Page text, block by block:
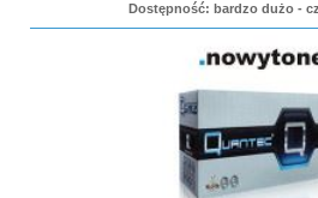
Dostępność: bardzo dużo -